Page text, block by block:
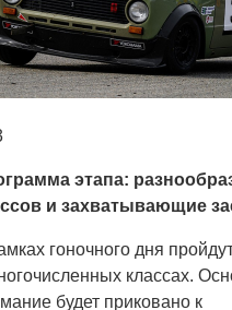
этапа:
и захватывающие
гоночного дня
классах.
будет приковано к